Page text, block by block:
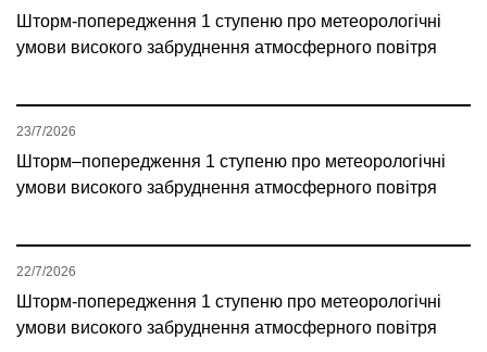
Шторм-попередження 1 ступеню про метеорологічні
умови високого забруднення атмосферного повітря
Шторм–попередження 1 ступеню про метеорологічні
умови високого забруднення атмосферного повітря
23/7/2026
Шторм-попередження 1 ступеню про метеорологічні
умови високого забруднення атмосферного повітря
22/7/2026